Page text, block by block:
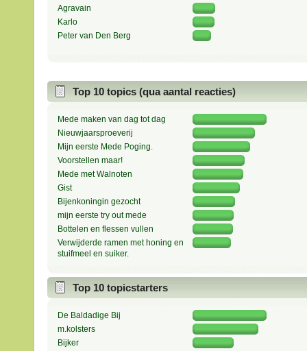
Agravain
Karlo
Peter van Den Berg
Top 10 topics (qua aantal reacties)
Mede maken van dag tot dag
Nieuwjaarsproeverij
Mijn eerste Mede Poging.
Voorstellen maar!
Mede met Walnoten
Gist
Bijenkoningin gezocht
mijn eerste try out mede
Bottelen en flessen vullen
Verwijderde ramen met honing en
stuifmeel en suiker.
Top 10 topicstarters
De Baldadige Bij
m.kolsters
Bijker